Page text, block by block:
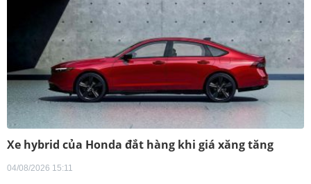
Xe hybrid của Honda đắt hàng khi giá xăng tăng
04/08/2026 15:11